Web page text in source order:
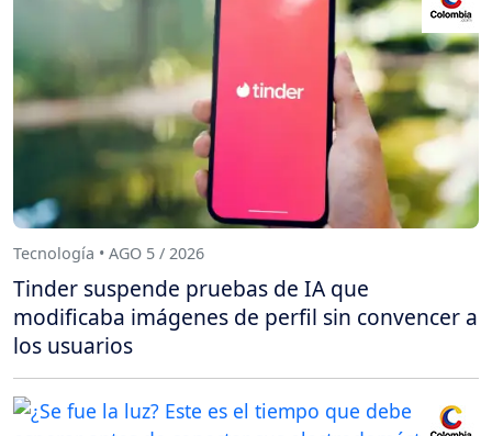
Tecnología • AGO 5 / 2026
Tinder suspende pruebas de IA que
modificaba imágenes de perfil sin convencer a
los usuarios